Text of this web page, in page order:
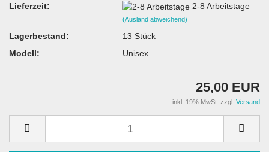
Lieferzeit:
2-8 Arbeitstage
(Ausland abweichend)
Lagerbestand: 13 Stück
Modell:
Unisex
25,00 EUR
inkl. 19% MwSt. zzgl. Versand